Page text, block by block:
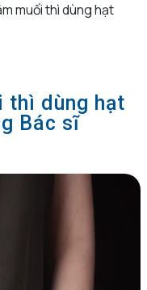
muối thì dùng hạt
thì dùng hạt
Bác sĩ